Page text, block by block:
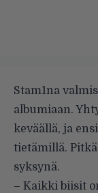
Stam1na
albumiaan.
keväällä, ja
tietämillä.
syksynä.
– Kaikki biisit